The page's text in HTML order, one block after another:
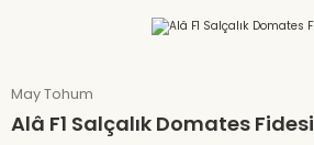
May Tohum
Alâ F1 Salçalık Domates Fidesi